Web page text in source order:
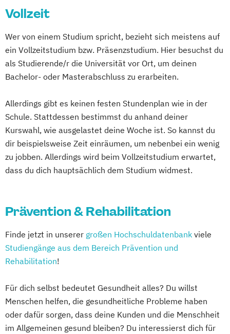
Zahnmedizin
Ernährungswissenschaften)
Vollzeit
Wer von einem Studium spricht, bezieht sich meistens auf
ein Vollzeitstudium bzw. Präsenzstudium. Hier besuchst du
als Studierende/r die Universität vor Ort, um deinen
Bachelor- oder Masterabschluss zu erarbeiten.
Allerdings gibt es keinen festen Stundenplan wie in der
Schule. Stattdessen bestimmst du anhand deiner
Kurswahl, wie ausgelastet deine Woche ist. So kannst du
dir beispielsweise Zeit einräumen, um nebenbei ein wenig
zu jobben. Allerdings wird beim Vollzeitstudium erwartet,
dass du dich hauptsächlich dem Studium widmest.
Prävention & Rehabilitation
Finde jetzt in unserer großen Hochschuldatenbank viele
Studiengänge aus dem Bereich Prävention und
Rehabilitation!
Für dich selbst bedeutet Gesundheit alles? Du willst
Menschen helfen, die gesundheitliche Probleme haben
oder dafür sorgen, dass deine Kunden und die Menschheit
im Allgemeinen gesund bleiben? Du interessierst dich für